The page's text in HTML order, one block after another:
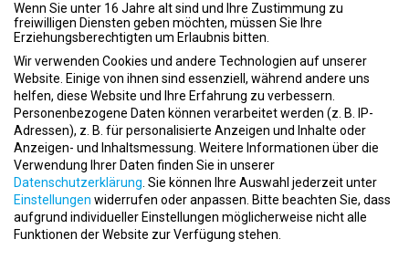
Erfolg durch Begeisterung:
Handelsvertreter Jobs in der
dynamischen Welt des Vertriebs
Handelsvertreter spielen eine entscheidende Rolle in der
Geschäftswelt und bieten eine spannende Karriereperspektive in
der aufregenden Fitnessbranche. Als Handelsvertreter bist du ein
unverzichtbarer Partner, der das Unternehmen repräsentiert und
die Fitnessangebote mit Begeisterung und Fachwissen vertritt. Du
knüpfst starke Kundenbeziehungen, berätst kompetent und
schaffst langfristige Geschäftspartnerschaften. Lass uns einen
genaueren Blick auf die mitreißenden Handelsvertreter Jobs
Wenn Sie unter 16 Jahre alt sind und Ihre Zustimmung zu
freiwilligen Diensten geben möchten, müssen Sie Ihre
Erziehungsberechtigten um Erlaubnis bitten.
Wir verwenden Cookies und andere Technologien auf unserer
Website. Einige von ihnen sind essenziell, während andere uns
helfen, diese Website und Ihre Erfahrung zu verbessern.
Personenbezogene Daten können verarbeitet werden (z. B. IP-
Adressen), z. B. für personalisierte Anzeigen und Inhalte oder
Anzeigen- und Inhaltsmessung. Weitere Informationen über die
Verwendung Ihrer Daten finden Sie in unserer
Datenschutzerklärung Sie können Ihre Auswahl jederzeit unter
Einstellungen widerrufen oder anpassen. Bitte beachten Sie, dass
aufgrund individueller Einstellungen möglicherweise nicht alle
Funktionen der Website zur Verfügung stehen.